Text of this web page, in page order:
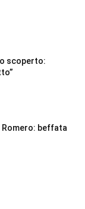
scoperto:
beffata